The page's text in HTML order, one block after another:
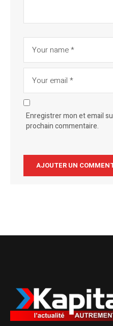
Enregistrer mon et email
prochain commentaire.